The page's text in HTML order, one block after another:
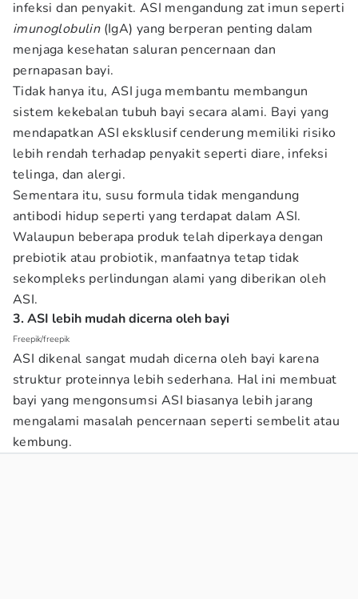
infeksi dan penyakit. ASI mengandung zat imun seperti
imunoglobulin(IgA) yang berperan penting dalam
menjaga kesehatan saluran pencernaan dan
pernapasan bayi.
Tidak hanya itu, ASI juga membantu membangun
sistem kekebalan tubuh bayi secara alami. Bayi yang
mendapatkan ASI eksklusif cenderung memiliki risiko
lebih rendah terhadap penyakit seperti diare, infeksi
telinga, dan alergi.
Sementara itu, susu formula tidak mengandung
antibodi hidup seperti yang terdapat dalam ASI.
Walaupun beberapa produk telah diperkaya dengan
prebiotik atau probiotik, manfaatnya tetap tidak
sekompleks perlindungan alami yang diberikan oleh
ASI.
3. ASI lebih mudah dicerna oleh bayi
Freepik/freepik
ASI dikenal sangat mudah dicerna oleh bayi karena
struktur proteinnya lebih sederhana. Hal ini membuat
bayi yang mengonsumsi ASI biasanya lebih jarang
mengalami masalah pencernaan seperti sembelit atau
kembung.